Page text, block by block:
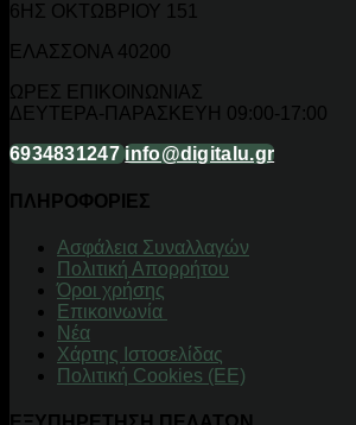
6ΗΣ ΟΚΤΩΒΡΙΟΥ 151
ΕΛΑΣΣΟΝΑ 40200
ΩΡΕΣ ΕΠΙΚΟΙΝΩΝΙΑΣ
ΔΕΥΤΕΡΑ-ΠΑΡΑΣΚΕΥΗ 09:00-17:00
6934831247 info@digitalu.gr
ΠΛΗΡΟΦΟΡΙΕΣ
Aσφάλεια Συναλλαγών
Πολιτική Απορρήτου
Όροι χρήσης
Επικοινωνία
Νέα
Χάρτης Ιστοσελίδας
Πολιτική Cookies (ΕΕ)